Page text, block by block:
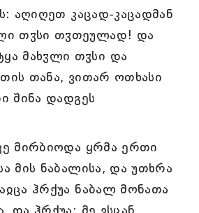
აღიღეთ კაცად-კაცადმან
თჳსი თჳთეულად! და
მახჳლი თჳსი და
თანა, ვითარ ოთხასი
შინა დადგეს
მირბიოდა ყრმა ერთი
მის ნაბალისა, და უთხრა
ჰრქუა ნაბალ მონათა